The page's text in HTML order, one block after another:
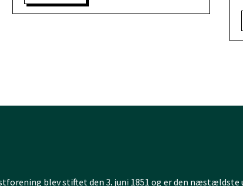
blev stiftet den 3. juni 1851 og er den næstældste